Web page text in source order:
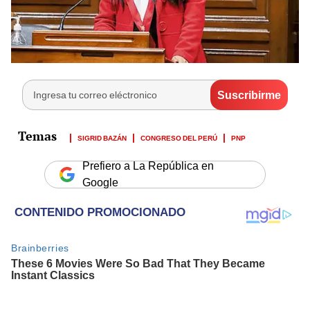
SIGRID BAZÁN CONGRESO DEL PERÚ PNP
Prefiero a La República en
Google